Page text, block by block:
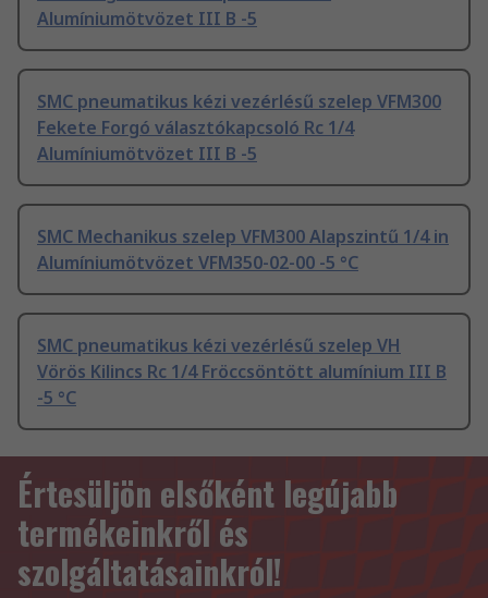
Alumíniumötvözet III B -5
SMC pneumatikus kézi vezérlésű szelep VFM300
Fekete Forgó választókapcsoló Rc 1/4
Alumíniumötvözet III B -5
SMC Mechanikus szelep VFM300 Alapszintű 1/4 in
Alumíniumötvözet VFM350-02-00 -5 °C
SMC pneumatikus kézi vezérlésű szelep VH
Vörös Kilincs Rc 1/4 Fröccsöntött alumínium III B
-5 °C
Értesüljön elsőként legújabb
termékeinkről és
szolgáltatásainkról!